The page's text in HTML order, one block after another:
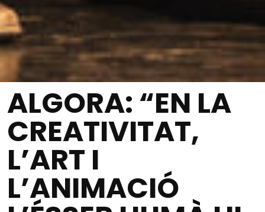
ALGORA: “EN LA
CREATIVITAT,
L’ART I
L’ANIMACIÓ